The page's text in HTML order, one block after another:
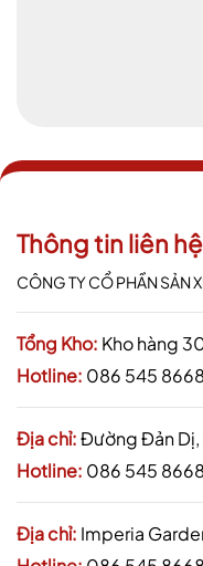
Thông tin liên hệ
CÔNG TY CỔ PHẦN SẢN
Tổng Kho: Kho hàng
Hotline: 086 545
Địa chỉ:Đường Đản Dị,
Hotline: 086 545
Địa chỉ: Imperia